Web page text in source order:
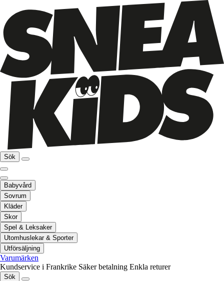
Sök
Babyvård
Sovrum
Kläder
Skor
Spel & Leksaker
Utomhuslekar & Sporter
Utförsäljning
Varumärken
Kundservice i Frankrike Säker betalning Enkla returer
Sök